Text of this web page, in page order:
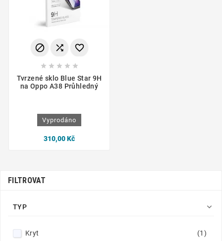
  
    
Tvrzené sklo Blue Star 9H
na Oppo A38 Průhledný
Vyprodáno
310,00 Kč
FILTROVAT
TYP 
Kryt
(1)